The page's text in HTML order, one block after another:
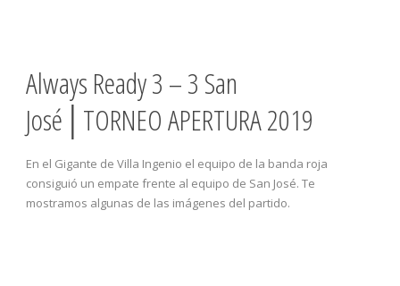
Always Ready 3 – 3 San
José│TORNEO APERTURA 2019
En el Gigante de Villa Ingenio el equipo de la banda roja
consiguió un empate frente al equipo de San José. Te
mostramos algunas de las imágenes del partido.